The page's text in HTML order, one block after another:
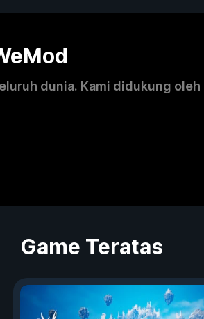
dunia. Kami didukung oleh
Game Teratas